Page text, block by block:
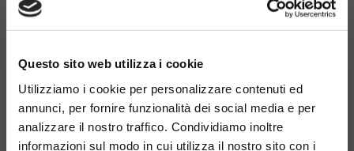
Questo sito web utilizza i cookie
Utilizziamo i cookie per personalizzare contenuti ed
annunci, per fornire funzionalità dei social media e per
analizzare il nostro traffico. Condividiamo inoltre
informazioni sul modo in cui utilizza il nostro sito con i
VISITE
Iscriviti alla newsletter per poter usufruire di
una prova gratuita e
scaricare il buono del 40% valido in caso di
acquisto!